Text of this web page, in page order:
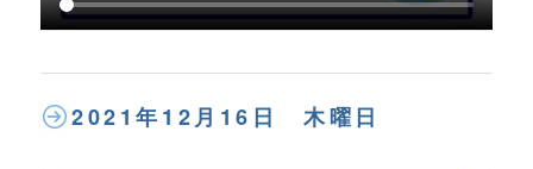
2021年12月16日 木曜日